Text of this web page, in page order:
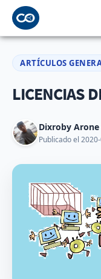
ARTÍCULOS
LICENCIAS
Dixroby Arone
Publicado el